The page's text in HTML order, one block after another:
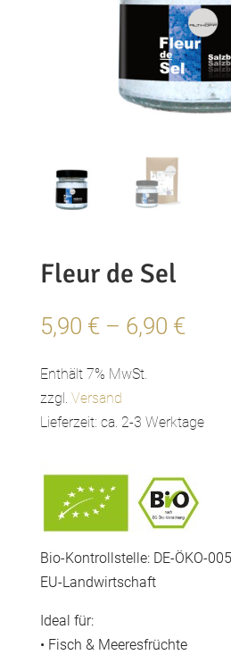
Fleur de Sel
5,90 € – 6,90 €
Enthält 7% MwSt.
zzgl. Versand
Lieferzeit: ca. 2-3 Werktage
Bio-Kontrollstelle: DE-ÖKO-005
EU-Landwirtschaft
Ideal für:
• Fisch & Meeresfrüchte